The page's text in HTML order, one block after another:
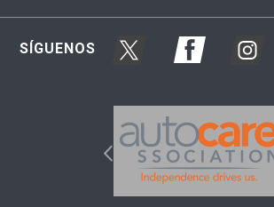
SÍGUENOS